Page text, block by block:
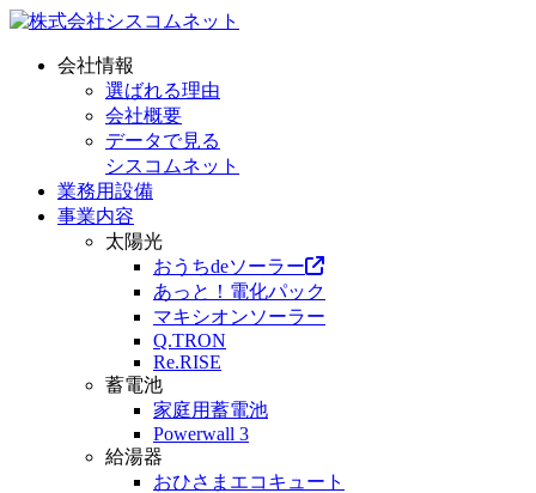
会社情報
選ばれる理由
会社概要
データで見る
シスコムネット
業務用設備
事業内容
太陽光
おうちdeソーラー
あっと！電化パック
マキシオンソーラー
Q.TRON
Re.RISE
蓄電池
家庭用蓄電池
Powerwall 3
給湯器
おひさまエコキュート